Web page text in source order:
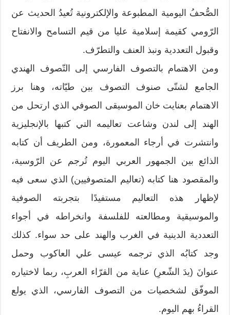
الصُّحفُ اليومية المطبوعة والإلكترونية تُعيدُ الحديث عن
الرّومي كقيمة إسلامية عليا من قيم التسامح والانفتاح
وقبول التعددية ونبذ العنف والتطرّف.
ومن الاهتمام بالتصوف الفارسي إلى التّصوف الهندي
الجامع لشتّى صنوف التصوف بين طيّاته، وهنا برز
الاهتمام بعنايت خان الموسيقى الصوفي الذي ارتحل من
الهند إلى لندن وشاعت تعاليمه التي كتبها بالإنجليزية
وانتشرت في أرجاء المعمورة، ومن الطريف أن كتابه
الذائع بين الجمهور العربي اليوم تُرجم عن الرّوسية،
والمقصود هنا كتابه (تعاليم المتصوفيين) الذي سعى فيه
لإظهار هذه التعاليم مستفيدًا بتجربته الصوفية
والموسيقية ومطالعته للفلسفة وانخراطه في أجواء
التعددية الدينية في الغرب والهند على حد سواء. كذلك
وجد كتابُه الذي ترجمه عيسى علي العاكوب وحمل
عنوانَ (يدَ الشّعرِ) عناية من القرّاء العربِ، ربما لاختياره
الموفّق لشخصيات من التصوف الفارسي، الذي يولع
القراءُ بهم اليوم.